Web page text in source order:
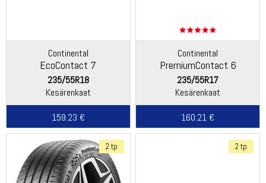
Continental
EcoContact 7
235/55R18
Kesärenkaat
159.23 €
Continental
PremiumContact 6
235/55R17
Kesärenkaat
160.21 €
2 tp 2 tp